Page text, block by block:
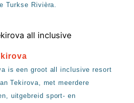
Turkse Rivièra.
is een groot all inclusive resort
Tekirova, met meerdere
uitgebreid sport- en